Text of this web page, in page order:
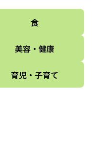
食
美容・健康
育児・子育て